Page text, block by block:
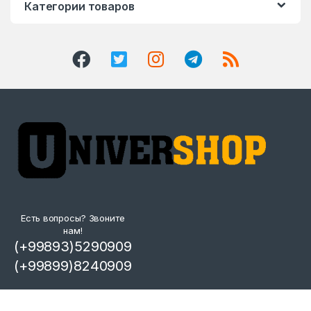
Категории товаров
Есть вопросы? Звоните
нам!
(+99893)5290909
(+99899)8240909